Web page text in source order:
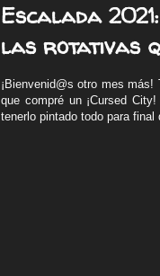
Escalada
las rotativas
¡Bienvenid@s otro mes
que compré un ¡Cursed
tenerlo pintado todo para